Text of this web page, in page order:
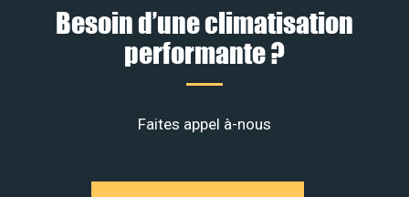
Besoin d’une climatisation
performante ?
Faites appel à-nous